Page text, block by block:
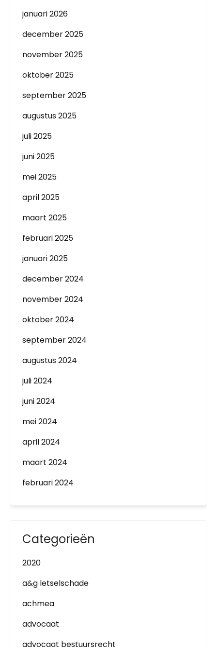
januari 2026
december 2025
november 2025
oktober 2025
september 2025
augustus 2025
juli 2025
juni 2025
mei 2025
april 2025
maart 2025
februari 2025
januari 2025
december 2024
november 2024
oktober 2024
september 2024
augustus 2024
juli 2024
juni 2024
mei 2024
april 2024
maart 2024
februari 2024
Categorieën
2020
a&g letselschade
achmea
advocaat
advocaat bestuursrecht